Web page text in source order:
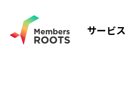
サービス